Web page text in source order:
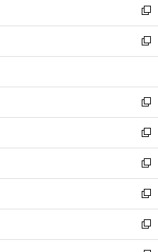
く
で
開
く
ド
ウ
で
開
ィ
ン
ド
ウ
開
く
い
ウ
ィ
ン
ウ
で
開
く
新
し
い
ウ
ン
ド
ウ
で
開
く
新
し
ウ
ィ
ン
ド
ウ
で
開
く
新
し
い
ウ
ィ
ン
ド
ウ
で
開
新
し
い
ウ
ィ
ン
ド
ウ
新
し
い
ウ
ィ
ン
新
し
い
ウ
新
し